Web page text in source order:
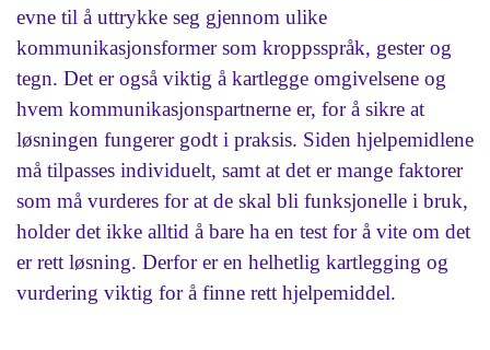
evne til å uttrykke seg gjennom ulike
kommunikasjonsformer som kroppsspråk, gester og
tegn. Det er også viktig å kartlegge omgivelsene og
hvem kommunikasjonspartnerne er, for å sikre at
løsningen fungerer godt i praksis. Siden hjelpemidlene
må tilpasses individuelt, samt at det er mange faktorer
som må vurderes for at de skal bli funksjonelle i bruk,
holder det ikke alltid å bare ha en test for å vite om det
er rett løsning. Derfor er en helhetlig kartlegging og
vurdering viktig for å finne rett hjelpemiddel.